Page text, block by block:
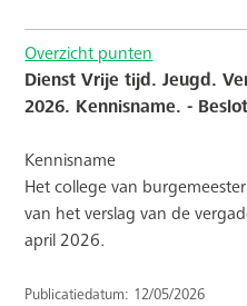
Overzicht punten
Dienst Vrije tijd. Jeugd.
2026. Kennisname. -
Kennisname
Het college van
van het verslag van de
april 2026.
Publicatiedatum: 12/05/2026